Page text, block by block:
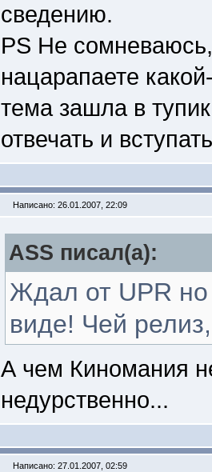
сведению.
PS Не
нацарапаете
тема зашла в
отвечать и
Написано: 26.01.2007, 22:09
ASS писал(a):
Ждал от UPR но
виде! Чей
А чем Киномания
недурственно...
Написано: 27.01.2007, 02:59